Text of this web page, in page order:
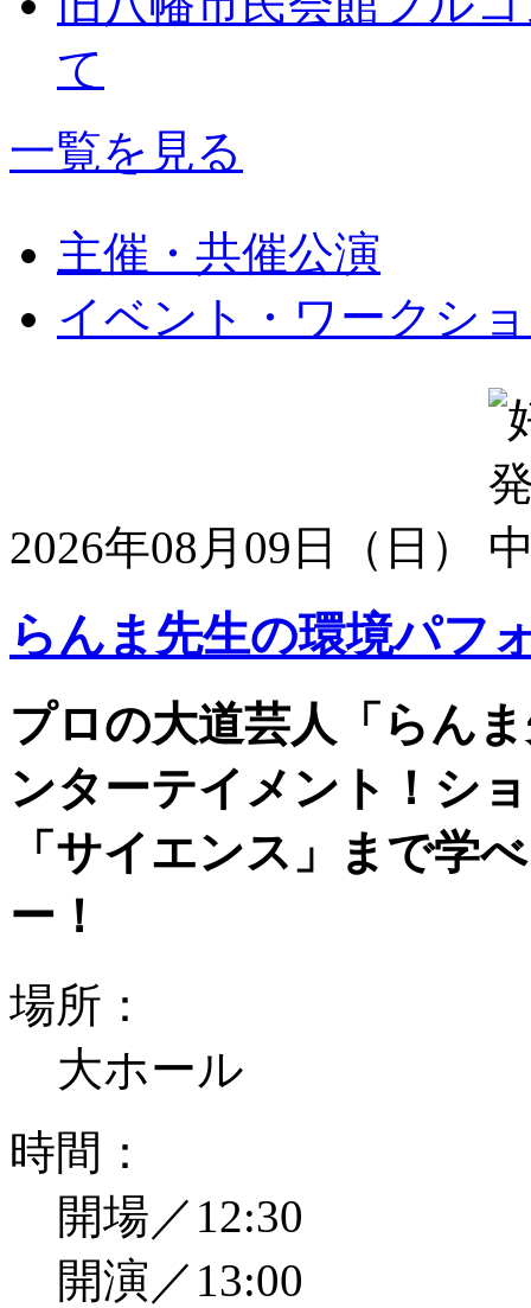
て
一覧を見る
主催・共催公演
イベント・ワークシ
2026年08月09日（日）
らんま先生の環境パフ
プロの大道芸人「らん
ンターテイメント！シ
「サイエンス」まで学
ー！
場所：
大ホール
時間：
開場／12:30
開演／13:00